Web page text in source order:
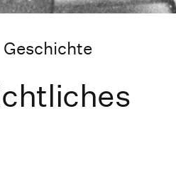
Geschichte